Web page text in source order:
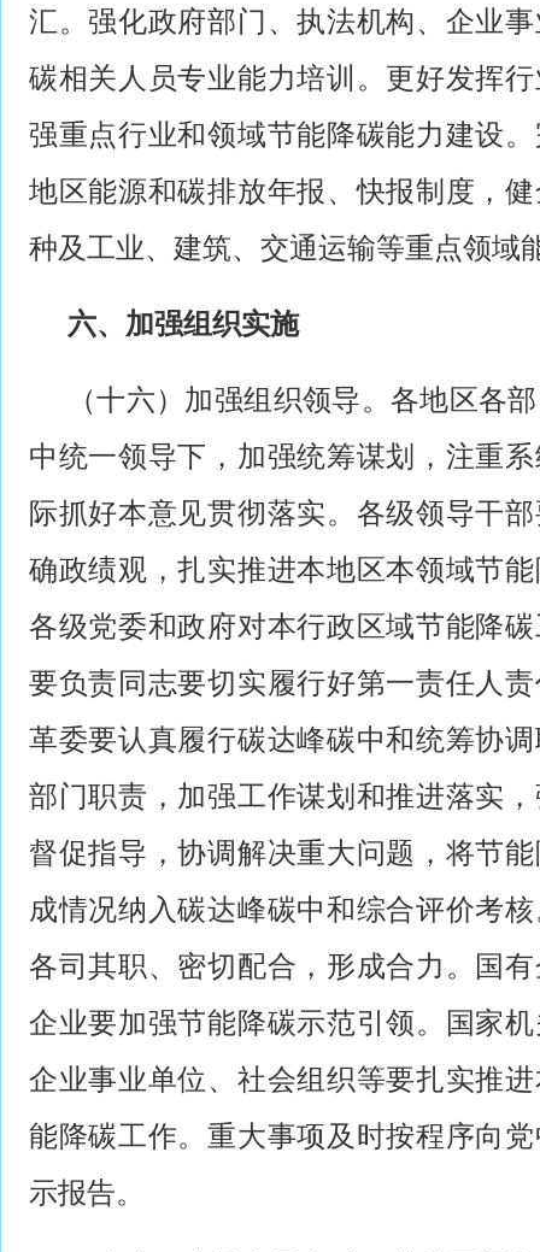
汇。强化政府部门、执法机构、企业
碳相关人员专业能力培训。更好发挥
强重点行业和领域节能降碳能力建设
地区能源和碳排放年报、快报制度，
种及工业、建筑、交通运输等重点领域
六、加强组织实施
（十六）加强组织领导。各地区各
中统一领导下，加强统筹谋划，注重
际抓好本意见贯彻落实。各级领导干
确政绩观，扎实推进本地区本领域节
各级党委和政府对本行政区域节能降
要负责同志要切实履行好第一责任人
革委要认真履行碳达峰碳中和统筹协
部门职责，加强工作谋划和推进落实
督促指导，协调解决重大问题，将节
成情况纳入碳达峰碳中和综合评价考
各司其职、密切配合，形成合力。国
企业要加强节能降碳示范引领。国家
企业事业单位、社会组织等要扎实推
能降碳工作。重大事项及时按程序向
示报告。